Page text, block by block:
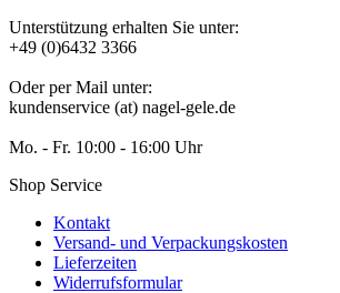
Unterstützung erhalten Sie unter:
+49 (0)6432 3366
Oder per Mail unter:
kundenservice (at) nagel-gele.de
Mo. - Fr. 10:00 - 16:00 Uhr
Shop Service
Kontakt
Versand- und Verpackungskosten
Lieferzeiten
Widerrufsformular